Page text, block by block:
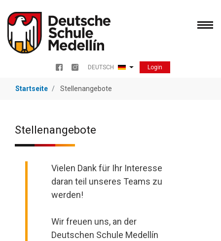
Menu redes sociales
DEUTSCH Weitere Aktionen auflisten
Login
Startseite Stellenangebote
Stellenangebote
Vielen Dank für Ihr Interesse
daran teil unseres Teams zu
werden!
Wir freuen uns, an der
Deutschen Schule Medellín